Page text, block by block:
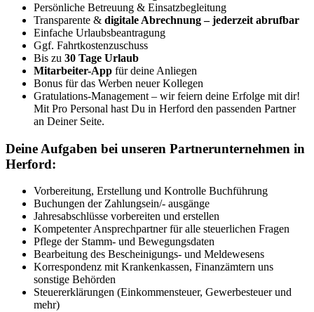
Persönliche Betreuung & Einsatzbegleitung
Transparente & digitale Abrechnung – jederzeit abrufbar
Einfache Urlaubsbeantragung
Ggf. Fahrtkostenzuschuss
Bis zu 30 Tage Urlaub
Mitarbeiter-App für deine Anliegen
Bonus für das Werben neuer Kollegen
Gratulations-Management – wir feiern deine Erfolge mit dir!
Mit Pro Personal hast Du in Herford den passenden Partner
an Deiner Seite.
Deine Aufgaben bei unseren Partnerunternehmen in
Herford:
Vorbereitung, Erstellung und Kontrolle Buchführung
Buchungen der Zahlungsein/- ausgänge
Jahresabschlüsse vorbereiten und erstellen
Kompetenter Ansprechpartner für alle steuerlichen Fragen
Pflege der Stamm- und Bewegungsdaten
Bearbeitung des Bescheinigungs- und Meldewesens
Korrespondenz mit Krankenkassen, Finanzämtern uns
sonstige Behörden
Steuererklärungen (Einkommensteuer, Gewerbesteuer und
mehr)